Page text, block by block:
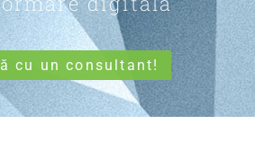
cu un consultant!